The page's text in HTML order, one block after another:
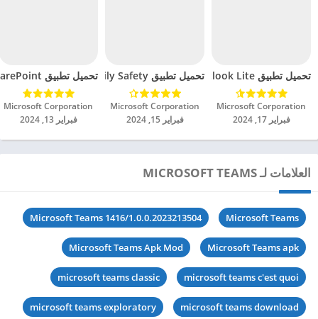
تحميل تطبيق Microsoft Outlook Lite مهكر للاندرويد 2024
Microsoft Corporation‏
فبراير 17, 2024
تحميل تطبيق Microsoft Family Safety مهكر للاندرويد 2024
Microsoft Corporation‏
فبراير 15, 2024
تحميل تطبيق Microsoft SharePoint مهكر للاندرويد 2024
Microsoft Corporation‏
فبراير 13, 2024
العلامات لـ MICROSOFT TEAMS
Microsoft Teams
Microsoft Teams 1416/1.0.0.2023213504
Microsoft Teams apk
Microsoft Teams Apk Mod
microsoft teams c'est quoi
microsoft teams classic
microsoft teams download
microsoft teams exploratory